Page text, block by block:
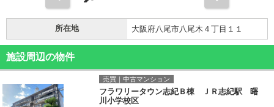
所在地 大阪府八尾市八尾木４丁目１１
施設周辺の物件
売買｜中古マンション
フラワリータウン志紀Ｂ棟 ＪＲ志紀駅 曙
川小学校区